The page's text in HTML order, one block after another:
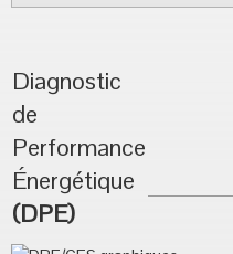
Diagnostic
de
Performance
Énergétique
(DPE)